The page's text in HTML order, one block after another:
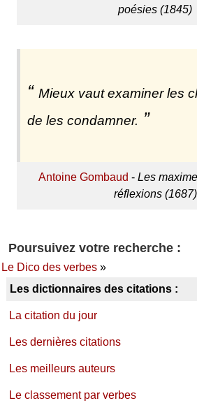
poésies (1845)
Mieux vaut examiner les
de les condamner.
Antoine Gombaud -Les
réflexions (1687)
Poursuivez votre recherche :
Le Dico des verbes»
Les dictionnaires des citations :
La citation du jour
Les dernières citations
Les meilleurs auteurs
Le classement par verbes